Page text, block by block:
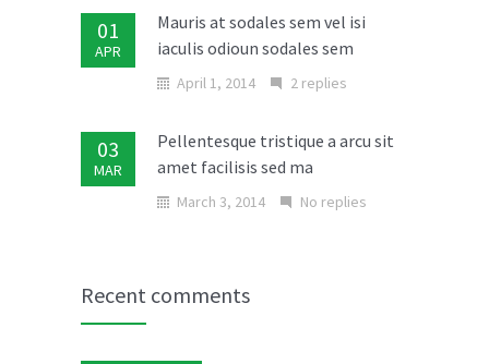
01
APR
Mauris at sodales sem vel isi
iaculis odioun sodales sem
April 1, 2014 2 replies
03
MAR
Pellentesque tristique a arcu sit
amet facilisis sed ma
March 3, 2014 No replies
MAR
Recent comments